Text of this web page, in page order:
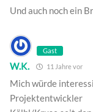
Und auch noch ein
Gast
W.K. 11 Jahre vor
Mich würde
Projektentwickler